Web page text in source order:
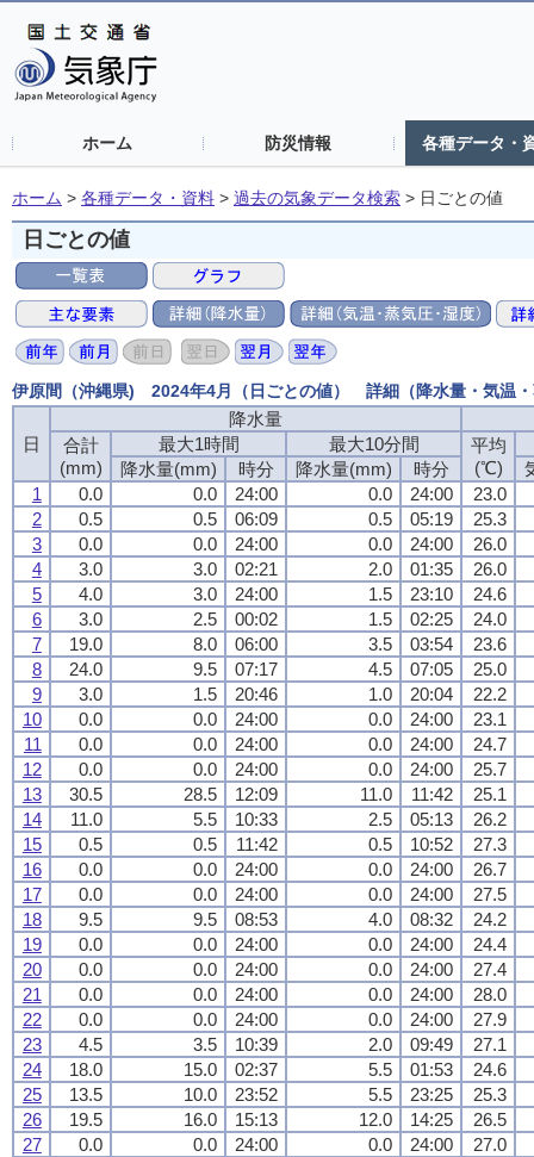
ホーム 防災情報 各種データ・
ホーム > 各種データ・資料 > 過去の気象データ検索 > 日ごとの値
日ごとの値
伊原間（沖縄県) 2024年4月（日ごとの値） 詳細（降水量・気温・
日
降水量
合計
(mm)
最大1時間 最大10分間
平均
(℃)
降水量(mm) 時分 降水量(mm) 時分
1
0.0 0.0 24:00 0.0 24:00
23.0
2
0.5 0.5 06:09 0.5 05:19
25.3
3
0.0 0.0 24:00 0.0 24:00
26.0
4
3.0 3.0 02:21 2.0 01:35
26.0
5
4.0 3.0 24:00 1.5 23:10
24.6
6
3.0 2.5 00:02 1.5 02:25
24.0
7
19.0 8.0 06:00 3.5 03:54
23.6
8
24.0 9.5 07:17 4.5 07:05
25.0
9
3.0 1.5 20:46 1.0 20:04
22.2
10
0.0 0.0 24:00 0.0 24:00
23.1
11
0.0 0.0 24:00 0.0 24:00
24.7
12
0.0 0.0 24:00 0.0 24:00
25.7
13
30.5 28.5 12:09 11.0 11:42
25.1
14
11.0 5.5 10:33 2.5 05:13
26.2
15
0.5 0.5 11:42 0.5 10:52
27.3
16
0.0 0.0 24:00 0.0 24:00
26.7
17
0.0 0.0 24:00 0.0 24:00
27.5
18
9.5 9.5 08:53 4.0 08:32
24.2
19
0.0 0.0 24:00 0.0 24:00
24.4
20
0.0 0.0 24:00 0.0 24:00
27.4
21
0.0 0.0 24:00 0.0 24:00
28.0
22
0.0 0.0 24:00 0.0 24:00
27.9
23
4.5 3.5 10:39 2.0 09:49
27.1
24
18.0 15.0 02:37 5.5 01:53
24.6
25
13.5 10.0 23:52 5.5 23:25
25.3
26
19.5 16.0 15:13 12.0 14:25
26.5
27
0.0 0.0 24:00 0.0 24:00
27.0